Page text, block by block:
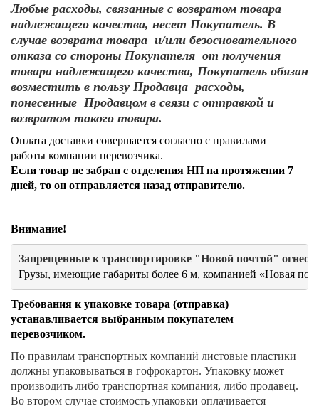
Любые расходы, связанные с возвратом товара
надлежащего качества, несет Покупатель. В
случае возврата товара и/или безосновательного
отказа со стороны Покупателя от получения
товара надлежащего качества, Покупатель обязан
возместить в пользу Продавца расходы,
понесенные Продавцом в связи с отправкой и
возвратом такого товара.
Оплата доставки совершается согласно с правилами
работы компании перевозчика.
Если товар не забран с отделения НП на протяжении 7
дней, то он отправляется назад отправителю.
Внимание!
Грузы, имеющие габариты более 6 м, компанией «Новая
Требования к упаковке товара (отправка)
устанавливается выбранным покупателем
перевозчиком.
По правилам транспортных компаний листовые пластики
должны упаковываться в гофрокартон. Упаковку может
производить либо транспортная компания, либо продавец.
Во втором случае стоимость упаковки оплачивается